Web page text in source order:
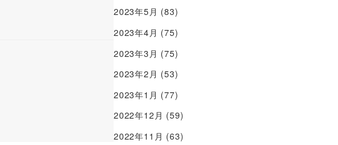
2023年5月 (83)
2023年4月 (75)
2023年3月 (75)
2023年2月 (53)
2023年1月 (77)
2022年12月 (59)
2022年11月 (63)